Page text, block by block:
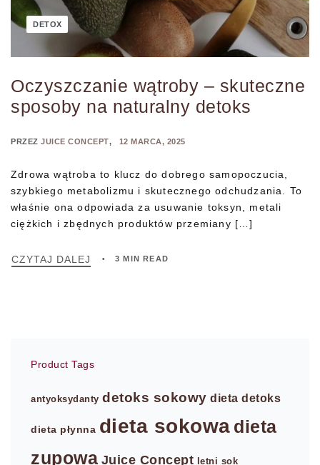
DETOX
Oczyszczanie wątroby – skuteczne
sposoby na naturalny detoks
PRZEZ JUICE CONCEPT 12 MARCA, 2025
Zdrowa wątroba to klucz do dobrego samopoczucia,
szybkiego metabolizmu i skutecznego odchudzania. To
właśnie ona odpowiada za usuwanie toksyn, metali
ciężkich i zbędnych produktów przemiany […]
CZYTAJ DALEJ 3 MIN READ
Product Tags
antyoksydanty detoks sokowy dieta detoks
dieta płynna dieta sokowa dieta
zupowa Juice Concept
letni sok